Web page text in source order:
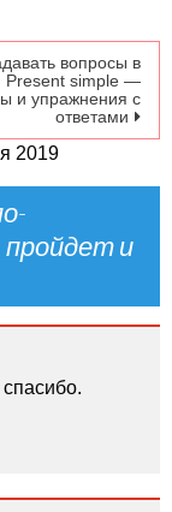
вопросы в
Present simple —
и упражнения с
ответами
2019
пройдет и